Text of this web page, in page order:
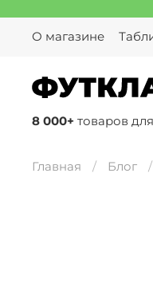
О магазине
8 000+ товаров
Главная Блог